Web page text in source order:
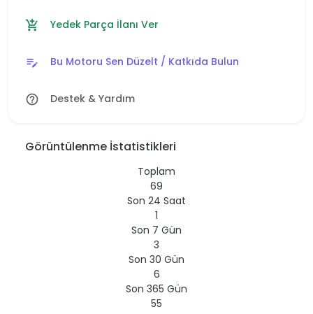
add_shopping_cart Yedek Parça İlanı Ver
edit_note Bu Motoru Sen Düzelt / Katkıda Bulun
help_outline Destek & Yardım
Görüntülenme İstatistikleri
Toplam
69
Son 24 Saat
1
Son 7 Gün
3
Son 30 Gün
6
Son 365 Gün
55